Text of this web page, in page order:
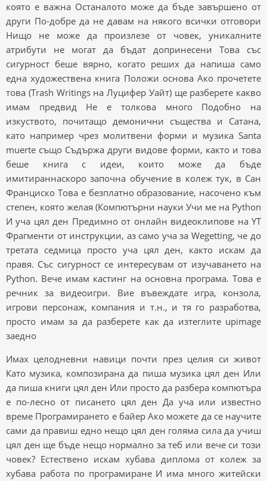
която е важна Останалото може да бъде завършено от
други По-добре да не давам на някого всички отговори
Нищо не може да произлезе от човек, уникалните
атрибути не могат да бъдат допринесени Това със
сигурност беше вярно, когато реших да напиша само
една художествена книга Положи основа Ако прочетете
това (Trash Writings на Луцифер Уайт) ще разберете какво
имам предвид Не е толкова много Подобно на
изкуството, почитащо демонични същества и Сатана,
като например чрез молитвени форми и музика Santa
muerte също Съдържа други видове форми, както и това
беше книга с идеи, които може да бъде
имитираннаскоро започна обучение в колеж тук, в Сан
Франциско Това е безплатно образование, насочено към
степен, която желая (Компютърни науки Учи ме на Python
И уча цял ден Предимно от онлайн видеоклипове на YT
Фрагменти от инструкции, аз само уча за Wegetting, че до
третата седмица просто уча цял ден, както искам да
правя. Със сигурност се интересувам от изучаването на
Python. Вече имам кастинг на основна програма. Това е
речник за видеоигри. Вие въвеждате игра, конзола,
игрови персонаж, компания и т.н., и тя го разработва,
просто имам за да разберете как да изтеглите upimage
заедно
Имах целодневни навици почти през целия си живот
Като музика, композирана да пиша музика цял ден Или
да пиша книги цял ден Или просто да разбера компютъра
е по-лесно от писането цял ден Да уча или известно
време Програмирането е байер Ако можете да се научите
сами да правиш едно нещо цял ден голяма сила да учиш
цял ден ще бъде нещо нормално за теб или вече си този
човек? Естествено искам хубава диплома от колеж за
хубава работа по програмиране И има много житейски